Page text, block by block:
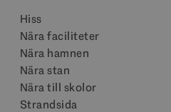
Hiss
Nära faciliteter
Nära hamnen
Nära stan
Nära till skolor
Strandsida